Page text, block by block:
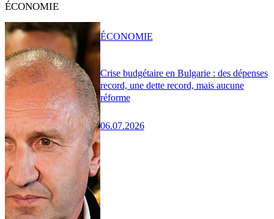
ÉCONOMIE
Crise budgétaire en Bulgarie : des dépenses
record, une dette record, mais aucune
réforme
06.07.2026
ÉCONOMIE